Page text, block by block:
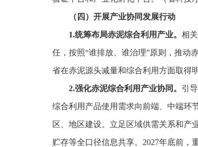
（四）开展产业协同发展行动
1.统筹布局赤泥综合利用产业。 相
任，按照“谁排放、谁治理”原则，推动
省在赤泥源头减量和综合利用方面取得
2.强化赤泥综合利用产业协同。 引
综合利用产品使用需求向前端、中端环
区、地区建设。立足区域供需关系和产
贮存等全口径信息共享。2027年底前，